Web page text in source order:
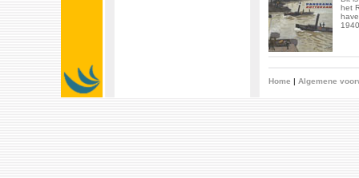
het
Home | Algemene